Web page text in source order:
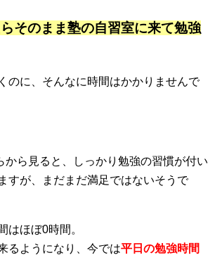
そのまま塾の自習室に来て勉強
のに、そんなに時間はかかりませんで
から見ると、しっかり勉強の習慣が付い
すが、まだまだ満足ではないそうで
はほぼ0時間。
るようになり、今では平日の勉強時間